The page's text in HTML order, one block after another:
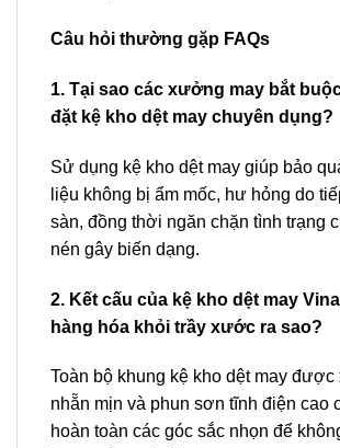
Câu hỏi thường gặp FAQs
1. Tại sao các xưởng may bắt
đặt kệ kho dệt may chuyên dụng?
Sử dụng kệ kho dệt may giúp bảo
liệu không bị ẩm mốc, hư hỏng do
sàn, đồng thời ngăn chặn tình trạng
nén gây biến dạng.
2. Kết cấu của kệ kho dệt may
hàng hóa khỏi trầy xước ra sao?
Toàn bộ khung kệ kho dệt may được
nhẵn mịn và phun sơn tĩnh điện cao
hoàn toàn các góc sắc nhọn để